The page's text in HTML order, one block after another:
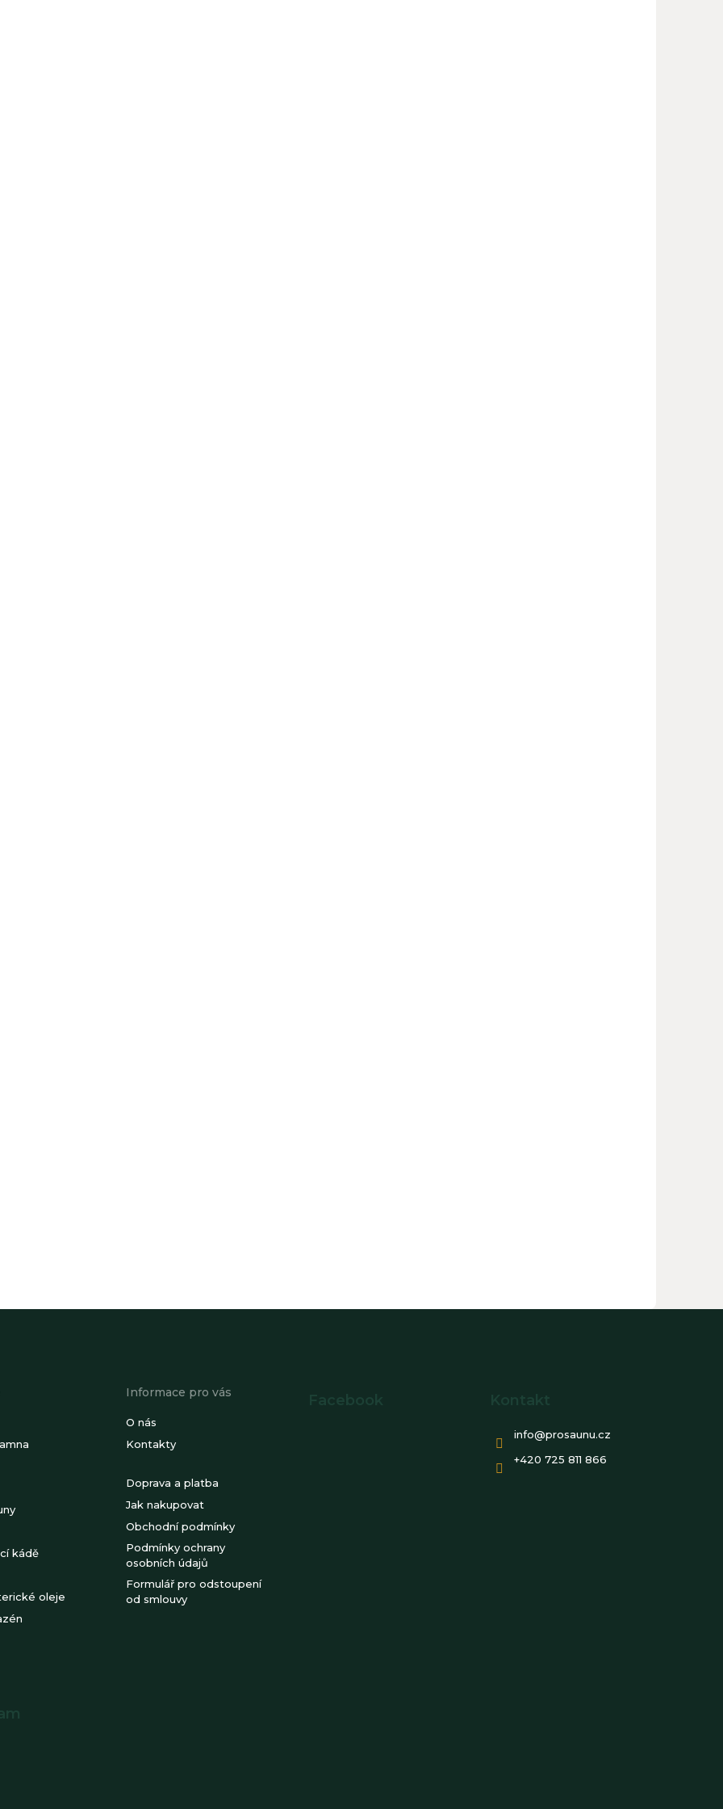
kádě
oleje
Informace pro vás
O nás
Kontakty
Doprava a platba
Jak nakupovat
Obchodní podmínky
Podmínky ochrany
osobních údajů
Formulář pro odstoupení
od smlouvy
Facebook Kontakt
info@prosaunu.cz
+420 725 811 866